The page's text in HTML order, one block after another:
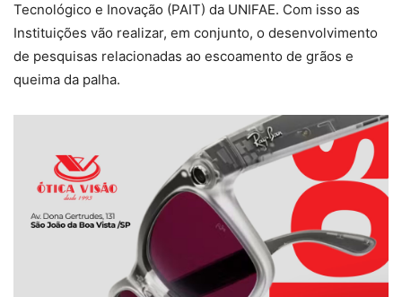
Tecnológico e Inovação (PAIT) da UNIFAE. Com isso as
Instituições vão realizar, em conjunto, o desenvolvimento
de pesquisas relacionadas ao escoamento de grãos e
queima da palha.